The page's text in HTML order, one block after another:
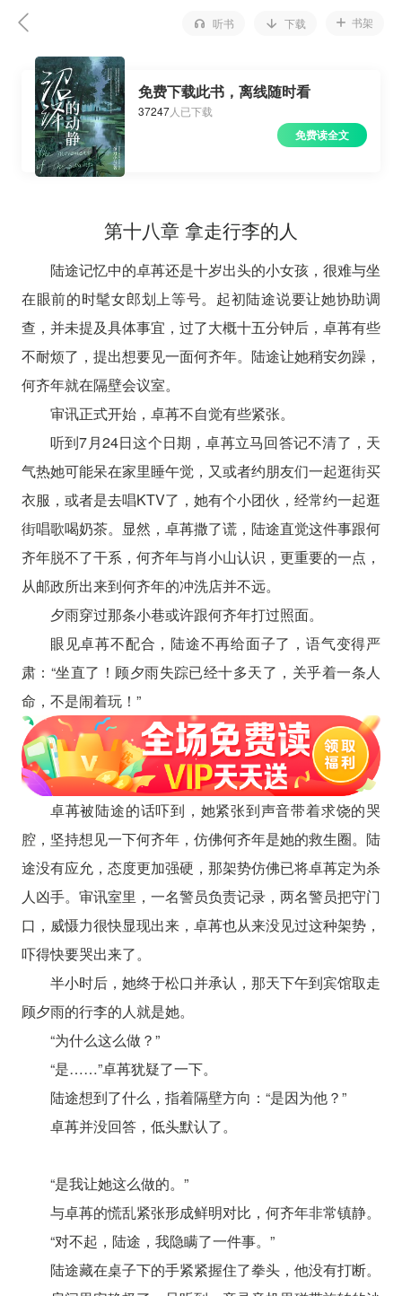
听书 下载 书架
免费下载此书，离线随时看
37247人已下载
免费读全文
第十八章 拿走行李的人
陆途记忆中的卓苒还是十岁出头的小女孩，很难与坐
在眼前的时髦女郎划上等号。起初陆途说要让她协助调
查，并未提及具体事宜，过了大概十五分钟后，卓苒有些
不耐烦了，提出想要见一面何齐年。陆途让她稍安勿躁，
何齐年就在隔壁会议室。
审讯正式开始，卓苒不自觉有些紧张。
听到7月24日这个日期，卓苒立马回答记不清了，天
气热她可能呆在家里睡午觉，又或者约朋友们一起逛街买
衣服，或者是去唱KTV了，她有个小团伙，经常约一起逛
街唱歌喝奶茶。显然，卓苒撒了谎，陆途直觉这件事跟何
齐年脱不了干系，何齐年与肖小山认识，更重要的一点，
从邮政所出来到何齐年的冲洗店并不远。
夕雨穿过那条小巷或许跟何齐年打过照面。
眼见卓苒不配合，陆途不再给面子了，语气变得严
肃：“坐直了！顾夕雨失踪已经十多天了，关乎着一条人
命，不是闹着玩！”
卓苒被陆途的话吓到，她紧张到声音带着求饶的哭
腔，坚持想见一下何齐年，仿佛何齐年是她的救生圈。陆
途没有应允，态度更加强硬，那架势仿佛已将卓苒定为杀
人凶手。审讯室里，一名警员负责记录，两名警员把守门
口，威慑力很快显现出来，卓苒也从来没见过这种架势，
吓得快要哭出来了。
半小时后，她终于松口并承认，那天下午到宾馆取走
顾夕雨的行李的人就是她。
“为什么这么做？”
“是……”卓苒犹疑了一下。
陆途想到了什么，指着隔壁方向：“是因为他？”
卓苒并没回答，低头默认了。
“是我让她这么做的。”
与卓苒的慌乱紧张形成鲜明对比，何齐年非常镇静。
“对不起，陆途，我隐瞒了一件事。”
陆途藏在桌子下的手紧紧握住了拳头，他没有打断。